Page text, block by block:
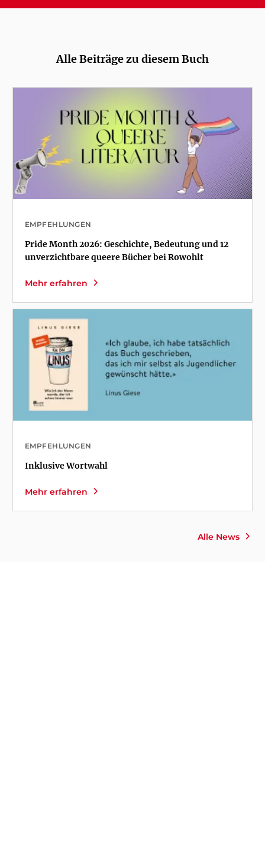
Alle Beiträge zu diesem Buch
Alle News
EMPFEHLUNGEN
Pride Month 2026: Geschichte, Bedeutung und 12
unverzichtbare queere Bücher bei Rowohlt
Mehr erfahren
EMPFEHLUNGEN
Inklusive Wortwahl
Mehr erfahren